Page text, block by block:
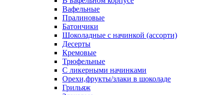
Вафельные
Пралиновые
Батончики
Шоколадные с начинкой (ассорти)
Десерты
Кремовые
Трюфельные
С ликерными начинками
Орехи,фрукты/злаки в шоколаде
Грильяж